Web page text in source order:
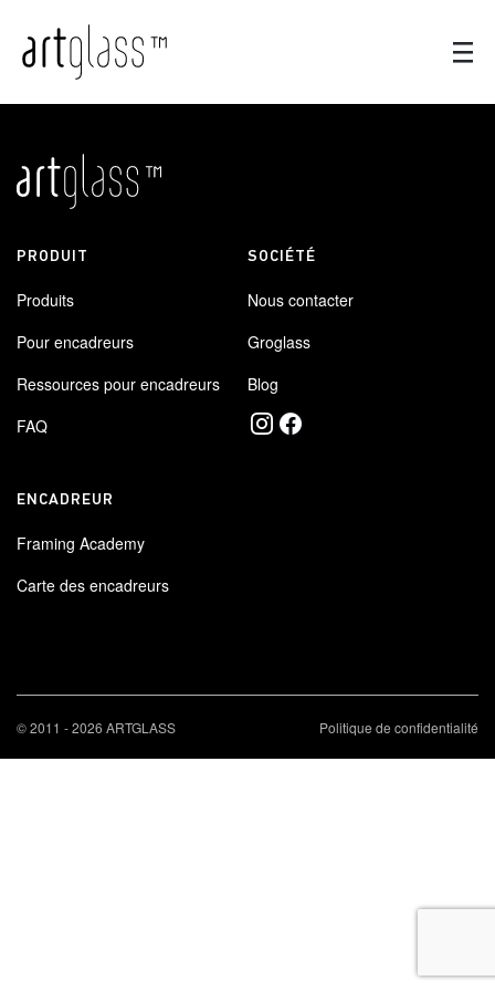
PRODUIT
Produits
Pour encadreurs
Ressources pour encadreurs
FAQ
SOCIÉTÉ
Nous contacter
Groglass
Blog
ENCADREUR
Framing Academy
Carte des encadreurs
© 2011 - 2026 ARTGLASS Politique de confidentialité